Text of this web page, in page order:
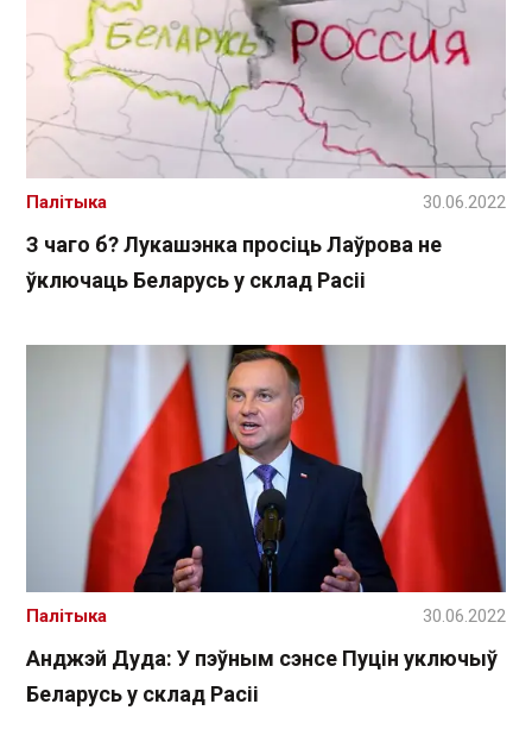
З чаго б? Лукашэнка просіць Лаўрова не
ўключаць Беларусь у склад Расіі
Палітыка 30.06.2022
Анджэй Дуда: У пэўным сэнсе Пуцін уключыў
Беларусь у склад Расіі
Палітыка 30.06.2022